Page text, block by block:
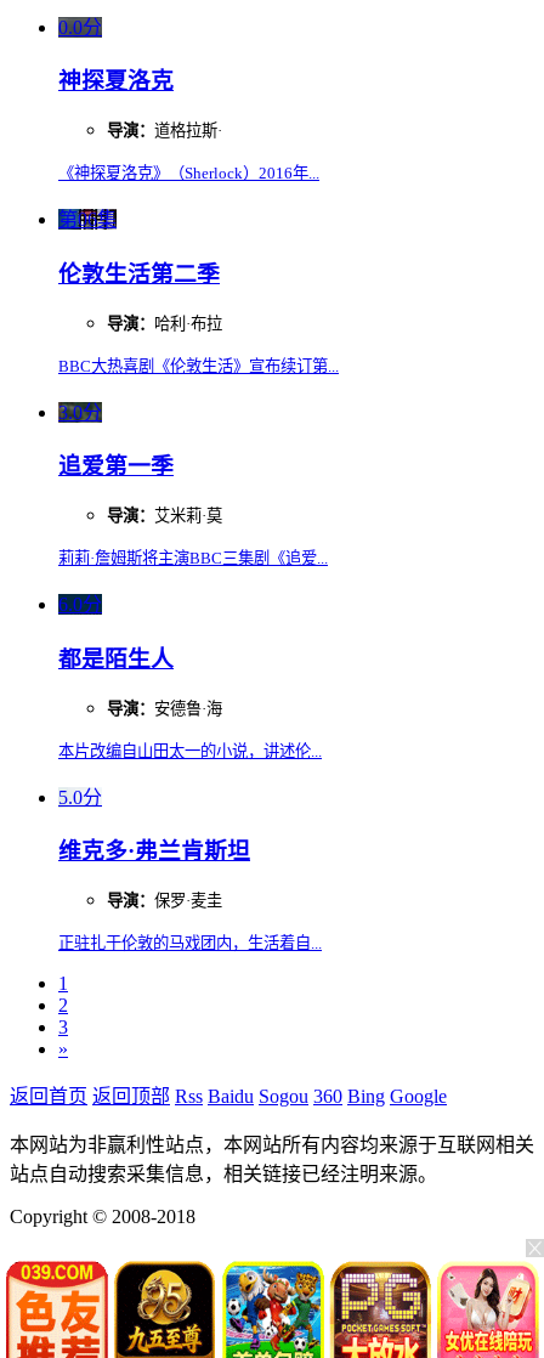
0.0分
神探夏洛克
导演： 道格拉斯·
《神探夏洛克》（Sherlock）2016年...
第06集
伦敦生活第二季
导演： 哈利·布拉
BBC大热喜剧《伦敦生活》宣布续订第...
3.0分
追爱第一季
导演： 艾米莉·莫
莉莉·詹姆斯将主演BBC三集剧《追爱...
6.0分
都是陌生人
导演： 安德鲁·海
本片改编自山田太一的小说，讲述伦...
5.0分
维克多·弗兰肯斯坦
导演： 保罗·麦圭
正驻扎于伦敦的马戏团内，生活着自...
1
2
3
»
返回首页 返回顶部 Rss Baidu Sogou 360 Bing Google
本网站为非赢利性站点，本网站所有内容均来源于互联网相关
站点自动搜索采集信息，相关链接已经注明来源。
Copyright © 2008-2018